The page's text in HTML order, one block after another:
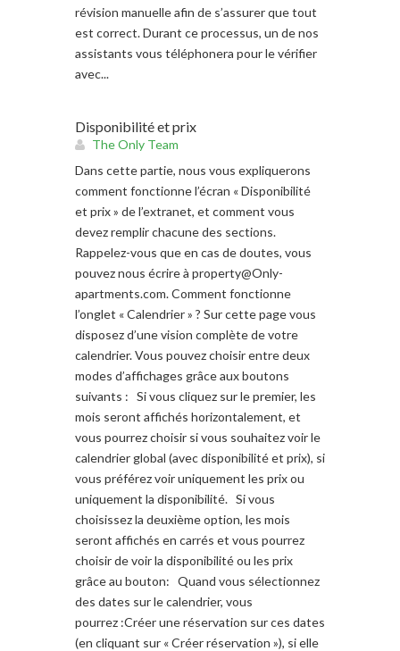
révision manuelle afin de s’assurer que tout
est correct. Durant ce processus, un de nos
assistants vous téléphonera pour le vérifier
avec...
Disponibilité et prix
The Only Team
Dans cette partie, nous vous expliquerons
comment fonctionne l’écran « Disponibilité
et prix » de l’extranet, et comment vous
devez remplir chacune des sections.
Rappelez-vous que en cas de doutes, vous
pouvez nous écrire à property@Only-
apartments.com. Comment fonctionne
l’onglet « Calendrier » ? Sur cette page vous
disposez d’une vision complète de votre
calendrier. Vous pouvez choisir entre deux
modes d’affichages grâce aux boutons
suivants : Si vous cliquez sur le premier, les
mois seront affichés horizontalement, et
vous pourrez choisir si vous souhaitez voir le
calendrier global (avec disponibilité et prix), si
vous préférez voir uniquement les prix ou
uniquement la disponibilité. Si vous
choisissez la deuxième option, les mois
seront affichés en carrés et vous pourrez
choisir de voir la disponibilité ou les prix
grâce au bouton: Quand vous sélectionnez
des dates sur le calendrier, vous
pourrez :Créer une réservation sur ces dates
(en cliquant sur « Créer réservation »), si elle